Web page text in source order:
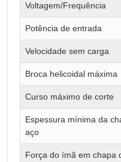
Voltagem/Frequência
Potência de entrada
Velocidade sem carga
Broca helicoidal máxima
Curso máximo de corte
Espessura mínima da
aço
Força do ímã em chapa